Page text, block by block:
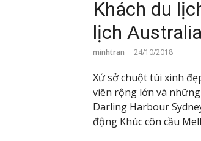
Khách du
lịch
minhtran 24/10/2018
Xứ sở chuột túi xinh
viên rộng lớn và
Darling Harbour
động Khúc côn cầu